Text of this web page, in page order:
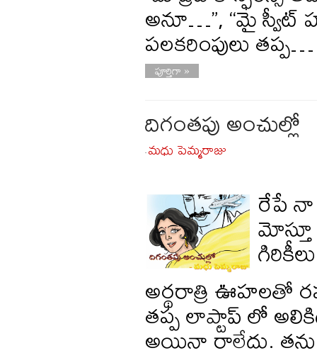
అనూ…”, “మై స్వీట్
పలకరింపులు తప్ప…
పూర్తిగా »
దిగంతపు అంచుల్లో
- మధు పెమ్మరాజు
రేపే
అర్థరాత్రి ఊహలతో
తప్ప లాప్టాప్ లో
అయినా రాలేదు. తను